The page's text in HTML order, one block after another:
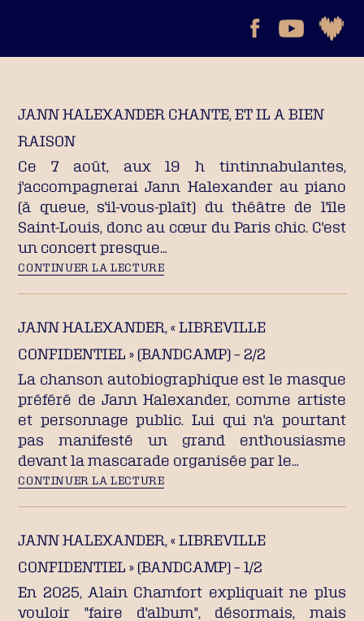
JANN HALEXANDER CHANTE, ET IL A BIEN
RAISON
Ce 7 août, aux 19 h tintinnabulantes,
j'accompagnerai Jann Halexander au piano
(à queue, s'il-vous-plaît) du théâtre de l'île
Saint-Louis, donc au cœur du Paris chic. C'est
un concert presque…
CONTINUER LA LECTURE
JANN HALEXANDER, « LIBREVILLE
CONFIDENTIEL » (BANDCAMP) – 2/2
La chanson autobiographique est le masque
préféré de Jann Halexander, comme artiste
et personnage public. Lui qui n'a pourtant
pas manifesté un grand enthousiasme
devant la mascarade organisée par le…
CONTINUER LA LECTURE
JANN HALEXANDER, « LIBREVILLE
CONFIDENTIEL » (BANDCAMP) – 1/2
En 2025, Alain Chamfort expliquait ne plus
vouloir "faire d'album", désormais, mais